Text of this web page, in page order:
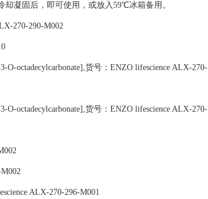
却凝固后，即可使用，或放入59℃冰箱备用。
270-290-M002
octadecylcarbonate],货号：ENZO lifescience ALX-270-
octadecylcarbonate],货号：ENZO lifescience ALX-270-
ALX-270-296-M001